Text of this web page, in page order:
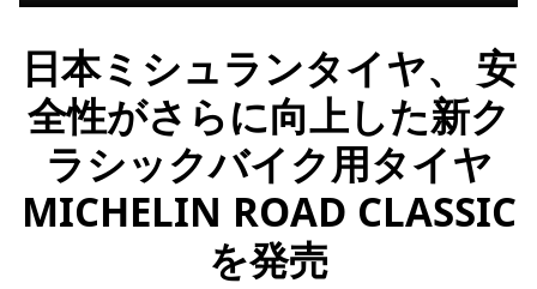
日本ミシュランタイヤ、 安
全性がさらに向上した新ク
ラシックバイク用タイヤ
MICHELIN ROAD CLASSIC
を発売